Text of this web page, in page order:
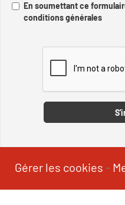
En soumettant ce
conditions générales
Gérer les cookies -